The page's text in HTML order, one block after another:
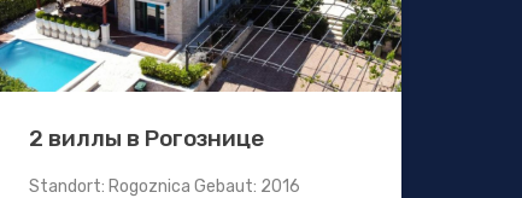
2 виллы в Рогознице
Standort: Rogoznica Gebaut: 2016